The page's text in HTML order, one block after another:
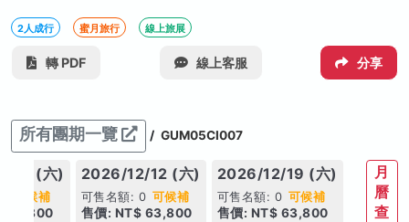
2人成行 蜜月旅行 線上旅展
轉 PDF 線上客服 分享
所有團期一覽 / GUM05CI007
05 (六)
可候補
63,800
2026/12/12 (六)
可售名額: 0 可候補
售價: NT$ 63,800
2026/12/19 (六)
可售名額: 0 可候補
售價: NT$ 63,800
月
曆
查